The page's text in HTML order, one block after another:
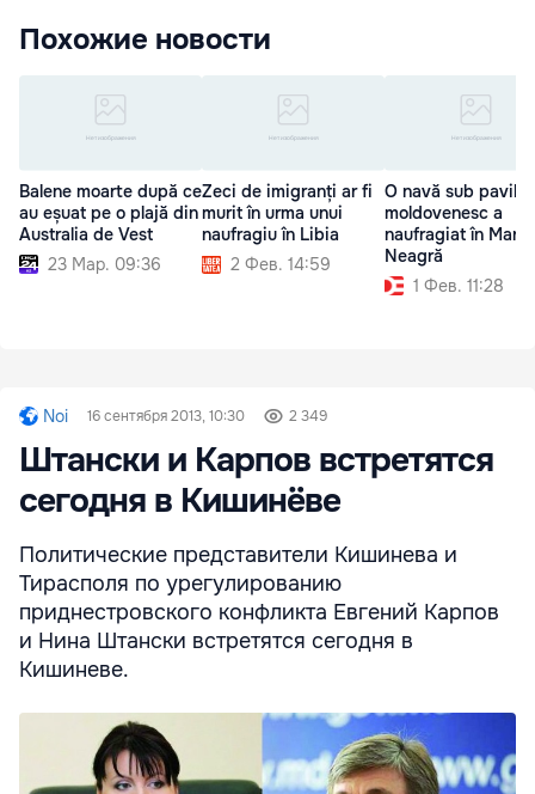
Похожие новости
Balene moarte după ce
au eșuat pe o plajă din
Australia de Vest
23 Мар. 09:36
Zeci de imigranți ar fi
murit în urma unui
naufragiu în Libia
2 Фев. 14:59
O navă sub
moldovenesc a
naufragiat în
Neagră
1 Фев. 11:28
Noi 16 сентября 2013, 10:30 2 349
Штански и Карпов встретятся
сегодня в Кишинёве
Политические представители Кишинева и
Тирасполя по урегулированию
приднестровского конфликта Евгений Карпов
и Нина Штански встретятся сегодня в
Кишиневе.